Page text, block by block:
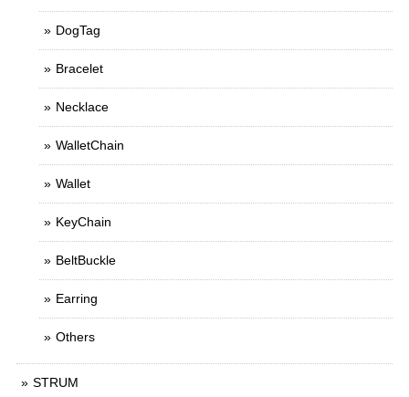
DogTag
Bracelet
Necklace
WalletChain
Wallet
KeyChain
BeltBuckle
Earring
Others
STRUM